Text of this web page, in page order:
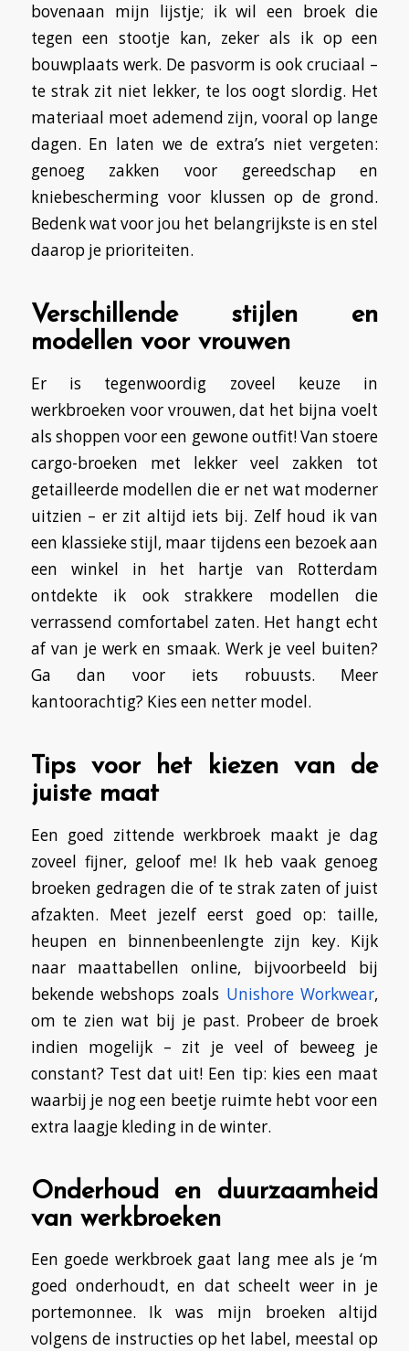
bovenaan mijn lijstje; ik wil een broek die
tegen een stootje kan, zeker als ik op een
bouwplaats werk. De pasvorm is ook cruciaal –
te strak zit niet lekker, te los oogt slordig. Het
materiaal moet ademend zijn, vooral op lange
dagen. En laten we de extra’s niet vergeten:
genoeg zakken voor gereedschap en
kniebescherming voor klussen op de grond.
Bedenk wat voor jou het belangrijkste is en stel
daarop je prioriteiten.
Verschillende stijlen en
modellen voor vrouwen
Er is tegenwoordig zoveel keuze in
werkbroeken voor vrouwen, dat het bijna voelt
als shoppen voor een gewone outfit! Van stoere
cargo-broeken met lekker veel zakken tot
getailleerde modellen die er net wat moderner
uitzien – er zit altijd iets bij. Zelf houd ik van
een klassieke stijl, maar tijdens een bezoek aan
een winkel in het hartje van Rotterdam
ontdekte ik ook strakkere modellen die
verrassend comfortabel zaten. Het hangt echt
af van je werk en smaak. Werk je veel buiten?
Ga dan voor iets robuusts. Meer
kantoorachtig? Kies een netter model.
Tips voor het kiezen van de
juiste maat
Een goed zittende werkbroek maakt je dag
zoveel fijner, geloof me! Ik heb vaak genoeg
broeken gedragen die of te strak zaten of juist
afzakten. Meet jezelf eerst goed op: taille,
heupen en binnenbeenlengte zijn key. Kijk
naar maattabellen online, bijvoorbeeld bij
bekende webshops zoals Unishore Workwear,
om te zien wat bij je past. Probeer de broek
indien mogelijk – zit je veel of beweeg je
constant? Test dat uit! Een tip: kies een maat
waarbij je nog een beetje ruimte hebt voor een
extra laagje kleding in de winter.
Onderhoud en duurzaamheid
van werkbroeken
Een goede werkbroek gaat lang mee als je ‘m
goed onderhoudt, en dat scheelt weer in je
portemonnee. Ik was mijn broeken altijd
volgens de instructies op het label, meestal op